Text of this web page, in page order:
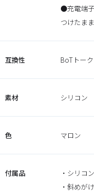
●充電端
つけたま
互換性 BoTトーク
素材 シリコン
色 マロン
付属品
・シリコ
・斜めが